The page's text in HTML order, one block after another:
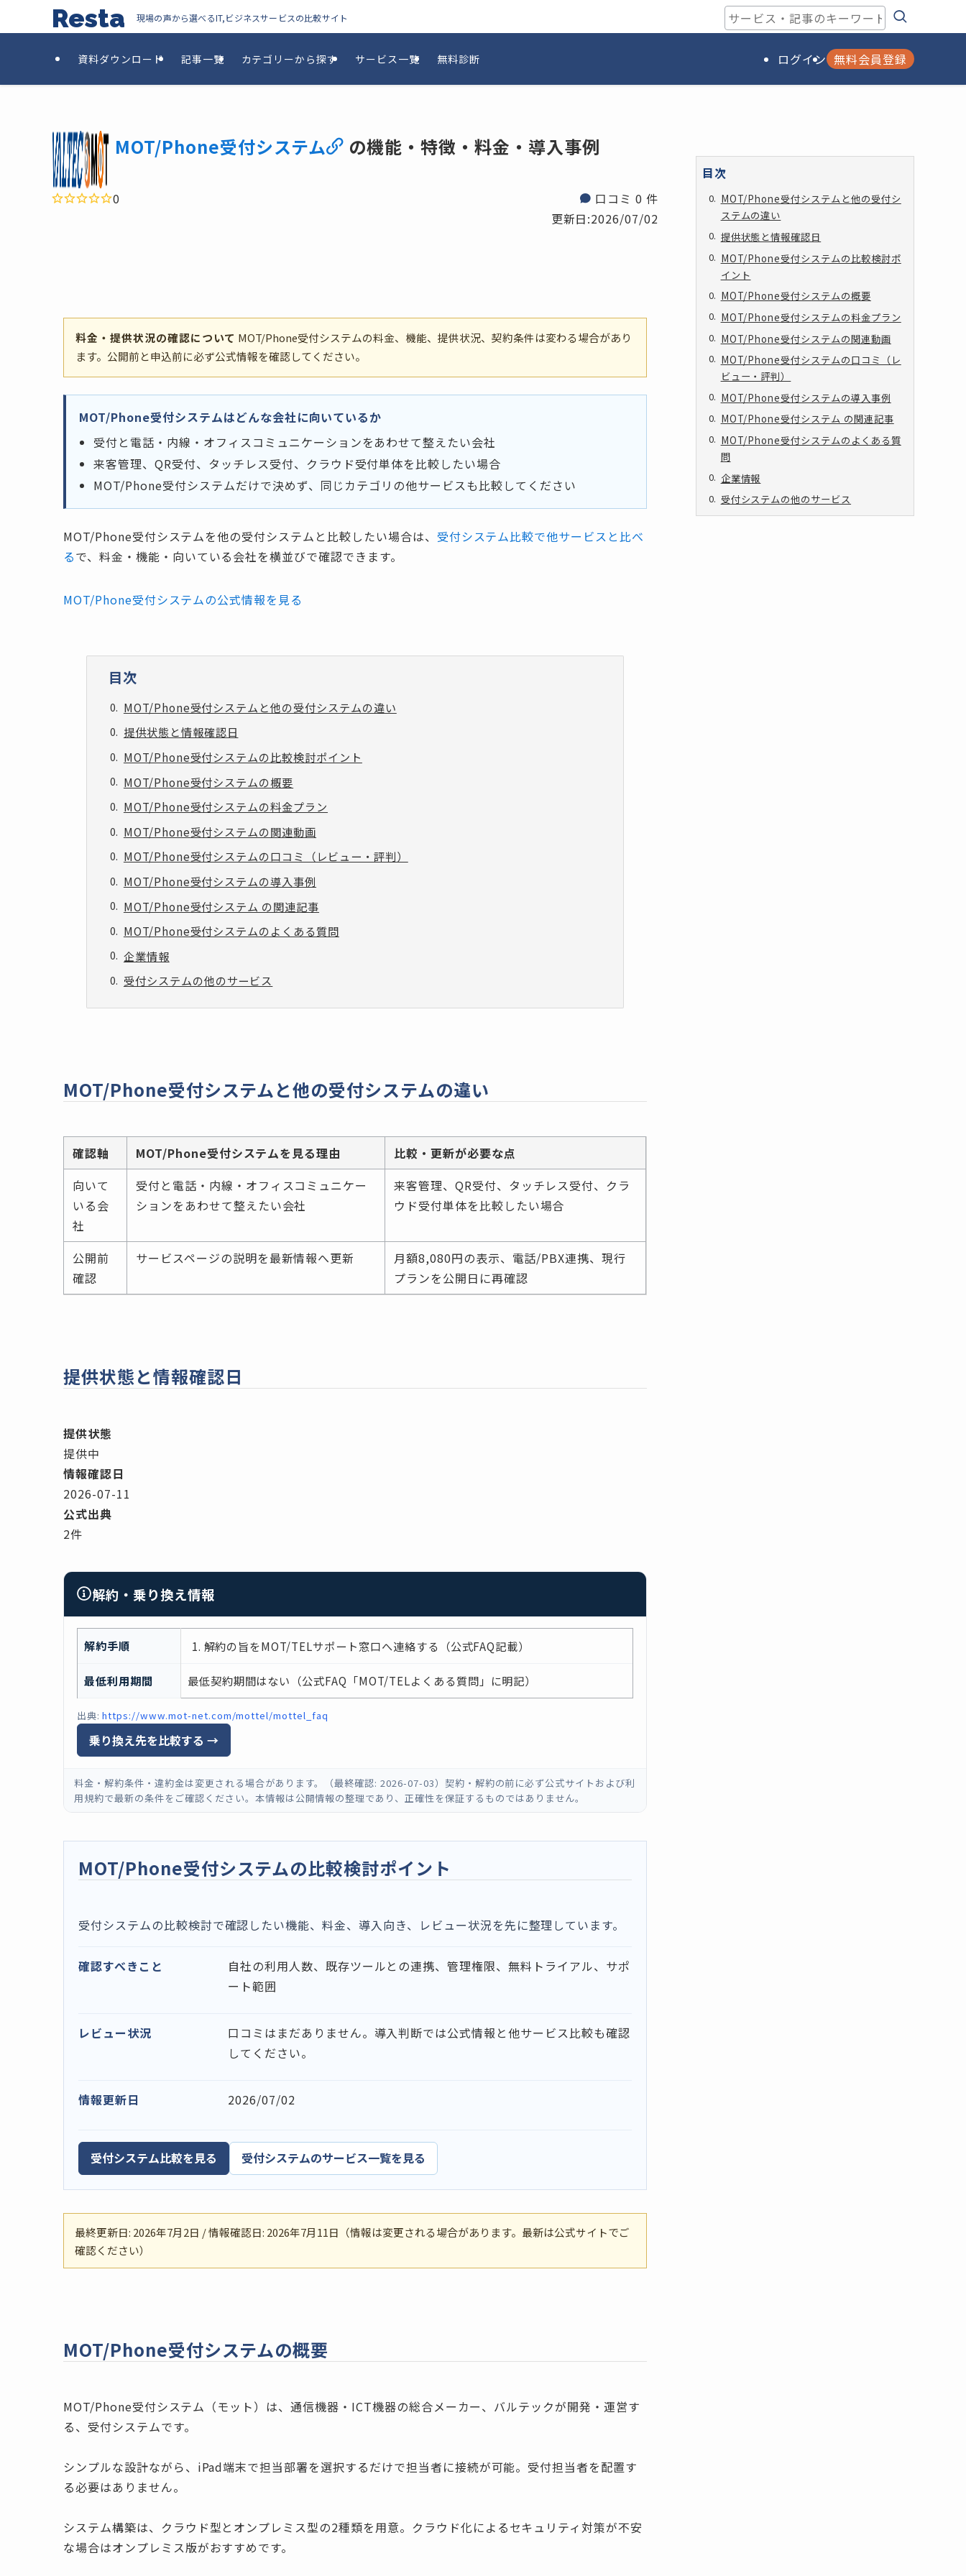
Resta 現場の声から選べるIT,ビジネスサービスの比較サイト
資料ダウンロード 記事一覧 カテゴリーから探す サービス一覧 無料診断 ログイン 無料会員登録
MOT/Phone受付システム の機能・特徴・料金・導入事例
0
口コミ 0 件
更新日:2026/07/02
料金・提供状況の確認について MOT/Phone受付システムの料金、機能、提供状況、契約条件は変わる場合があり
ます。公開前と申込前に必ず公式情報を確認してください。
MOT/Phone受付システムはどんな会社に向いているか
受付と電話・内線・オフィスコミュニケーションをあわせて整えたい会社
来客管理、QR受付、タッチレス受付、クラウド受付単体を比較したい場合
MOT/Phone受付システムだけで決めず、同じカテゴリの他サービスも比較してください
MOT/Phone受付システムを他の受付システムと比較したい場合は、 受付システム比較で他サービスと比べ
るで、料金・機能・向いている会社を横並びで確認できます。
MOT/Phone受付システムの公式情報を見る
目次
MOT/Phone受付システムと他の受付システムの違い
提供状態と情報確認日
MOT/Phone受付システムの比較検討ポイント
MOT/Phone受付システムの概要
MOT/Phone受付システムの料金プラン
MOT/Phone受付システムの関連動画
MOT/Phone受付システムの口コミ（レビュー・評判）
MOT/Phone受付システムの導入事例
MOT/Phone受付システム の関連記事
MOT/Phone受付システムのよくある質問
企業情報
受付システムの他のサービス
MOT/Phone受付システムと他の受付システムの違い
確認軸 MOT/Phone受付システムを見る理由
比較・更新が必要な点
向いて
いる会
社
受付と電話・内線・オフィスコミュニケー
ションをあわせて整えたい会社
来客管理、QR受付、タッチレス受付、クラ
ウド受付単体を比較したい場合
公開前
確認
サービスページの説明を最新情報へ更新
月額8,080円の表示、電話/PBX連携、現行
プランを公開日に再確認
提供状態と情報確認日
提供状態
提供中
情報確認日
2026-07-11
公式出典
2件
解約・乗り換え情報
解約手順 解約の旨をMOT/TELサポート窓口へ連絡する（公式FAQ記載）
最低利用期間 最低契約期間はない（公式FAQ「MOT/TELよくある質問」に明記）
出典:https://www.mot-net.com/mottel/mottel_faq
乗り換え先を比較する →
料金・解約条件・違約金は変更される場合があります。（最終確認: 2026-07-03）契約・解約の前に必ず公式サイトおよび利
用規約で最新の条件をご確認ください。本情報は公開情報の整理であり、正確性を保証するものではありません。
MOT/Phone受付システムの比較検討ポイント
受付システムの比較検討で確認したい機能、料金、導入向き、レビュー状況を先に整理しています。
確認すべきこと
自社の利用人数、既存ツールとの連携、管理権限、無料トライアル、サポ
ート範囲
レビュー状況
口コミはまだありません。導入判断では公式情報と他サービス比較も確認
してください。
情報更新日 2026/07/02
受付システム比較を見る 受付システムのサービス一覧を見る
最終更新日: 2026年7月2日 / 情報確認日: 2026年7月11日（情報は変更される場合があります。最新は公式サイトでご
確認ください）
MOT/Phone受付システムの概要
MOT/Phone受付システム（モット）は、通信機器・ICT機器の総合メーカー、バルテックが開発・運営す
る、受付システムです。
シンプルな設計ながら、iPad端末で担当部署を選択するだけで担当者に接続が可能。受付担当者を配置す
る必要はありません。
システム構築は、クラウド型とオンプレミス型の2種類を用意。クラウド化によるセキュリティ対策が不安
な場合はオンプレミス版がおすすめです。
目次
MOT/Phone受付システムと他の受付シ
ステムの違い
提供状態と情報確認日
MOT/Phone受付システムの比較検討ポ
イント
MOT/Phone受付システムの概要
MOT/Phone受付システムの料金プラン
MOT/Phone受付システムの関連動画
MOT/Phone受付システムの口コミ（レ
ビュー・評判）
MOT/Phone受付システムの導入事例
MOT/Phone受付システム の関連記事
MOT/Phone受付システムのよくある質
問
企業情報
受付システムの他のサービス